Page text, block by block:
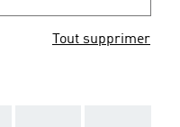
Tout supprimer